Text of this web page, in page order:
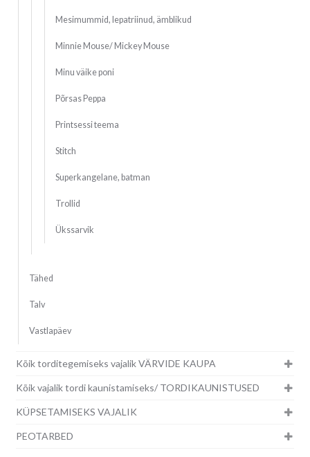
Mesimummid, lepatriinud, ämblikud
Minnie Mouse/ Mickey Mouse
Minu väike poni
Põrsas Peppa
Printsessi teema
Stitch
Superkangelane, batman
Trollid
Ükssarvik
Tähed
Talv
Vastlapäev
Kõik torditegemiseks vajalik VÄRVIDE KAUPA
Kõik vajalik tordi kaunistamiseks/ TORDIKAUNISTUSED
KÜPSETAMISEKS VAJALIK
PEOTARBED